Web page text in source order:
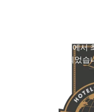
프스타일 어워드에서
중 하나로 선정되었습